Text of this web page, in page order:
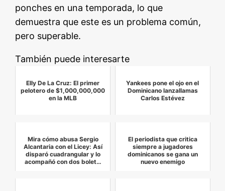
ponches en una temporada, lo que
demuestra que este es un problema común,
pero superable.
También puede interesarte
Elly De La Cruz: El primer
pelotero de $1,000,000,000
en la MLB
Yankees pone el ojo en el
Dominicano lanzallamas
Carlos Estévez
Mira cómo abusa Sergio
Alcantaria con el Licey: Así
disparó cuadrangular y lo
acompañó con dos bolet…
El periodista que critica
siempre a jugadores
dominicanos se gana un
nuevo enemigo